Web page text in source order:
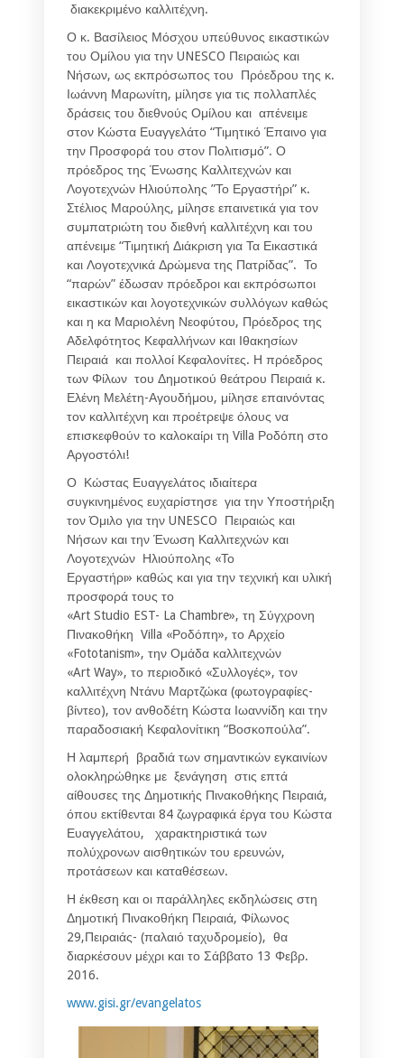
διακεκριμένο καλλιτέχνη.
Ο κ. Βασίλειος Μόσχου υπεύθυνος εικαστικών
του Ομίλου για την UNESCO Πειραιώς και
Νήσων, ως εκπρόσωπος του Πρόεδρου της κ.
Ιωάννη Μαρωνίτη, μίλησε για τις πολλαπλές
δράσεις του διεθνούς Ομίλου και απένειμε
στον Κώστα Ευαγγελάτο “Τιμητικό Έπαινο για
την Προσφορά του στον Πολιτισμό”. Ο
πρόεδρος της Ένωσης Καλλιτεχνών και
Λογοτεχνών Ηλιούπολης ”Το Εργαστήρι” κ.
Στέλιος Μαρούλης, μίλησε επαινετικά για τον
συμπατριώτη του διεθνή καλλιτέχνη και του
απένειμε “Τιμητική Διάκριση για Τα Εικαστικά
και Λογοτεχνικά Δρώμενα της Πατρίδας”. Το
“παρών” έδωσαν πρόεδροι και εκπρόσωποι
εικαστικών και λογοτεχνικών συλλόγων καθώς
και η κα Μαριολένη Νεοφύτου, Πρόεδρος της
Αδελφότητος Κεφαλλήνων και Ιθακησίων
Πειραιά και πολλοί Κεφαλονίτες. Η πρόεδρος
των Φίλων του Δημοτικού θεάτρου Πειραιά κ.
Ελένη Μελέτη-Αγουδήμου, μίλησε επαινόντας
τον καλλιτέχνη και προέτρεψε όλους να
επισκεφθούν το καλοκαίρι τη Villa Ροδόπη στο
Αργοστόλι!
Ο Κώστας Ευαγγελάτος ιδιαίτερα
συγκινημένος ευχαρίστησε για την Υποστήριξη
τον Όμιλο για την UNESCO Πειραιώς και
Νήσων και την Ένωση Καλλιτεχνών και
Λογοτεχνών Ηλιούπολης «Το
Εργαστήρι» καθώς και για την τεχνική και υλική
προσφορά τους το
«Art Studio EST- La Chambre», τη Σύγχρονη
Πινακοθήκη Villa «Ροδόπη», το Αρχείο
«Fototanism», την Ομάδα καλλιτεχνών
«Art Way», το περιοδικό «Συλλογές», τον
καλλιτέχνη Ντάνυ Μαρτζώκα (φωτογραφίες-
βίντεο), τον ανθοδέτη Κώστα Ιωαννίδη και την
παραδοσιακή Κεφαλονίτικη “Βοσκοπούλα”.
Η λαμπερή βραδιά των σημαντικών εγκαινίων
ολοκληρώθηκε με ξενάγηση στις επτά
αίθουσες της Δημοτικής Πινακοθήκης Πειραιά,
όπου εκτίθενται 84 ζωγραφικά έργα του Κώστα
Ευαγγελάτου, χαρακτηριστικά των
πολύχρονων αισθητικών του ερευνών,
προτάσεων και καταθέσεων.
Η έκθεση και οι παράλληλες εκδηλώσεις στη
Δημοτική Πινακοθήκη Πειραιά, Φίλωνος
29,Πειραιάς- (παλαιό ταχυδρομείο), θα
διαρκέσουν μέχρι και το Σάββατο 13 Φεβρ.
2016.
www.gisi.gr/evangelatos